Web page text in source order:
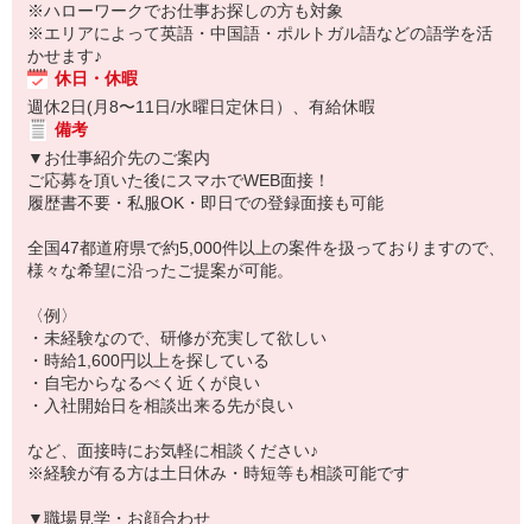
※ハローワークでお仕事お探しの方も対象
※エリアによって英語・中国語・ポルトガル語などの語学を活
かせます♪
休日・休暇
週休2日(月8〜11日/水曜日定休日）、有給休暇
備考
▼お仕事紹介先のご案内
ご応募を頂いた後にスマホでWEB面接！
履歴書不要・私服OK・即日での登録面接も可能
全国47都道府県で約5,000件以上の案件を扱っておりますので、
様々な希望に沿ったご提案が可能。
〈例〉
・未経験なので、研修が充実して欲しい
・時給1,600円以上を探している
・自宅からなるべく近くが良い
・入社開始日を相談出来る先が良い
など、面接時にお気軽に相談ください♪
※経験が有る方は土日休み・時短等も相談可能です
▼職場見学・お顔合わせ